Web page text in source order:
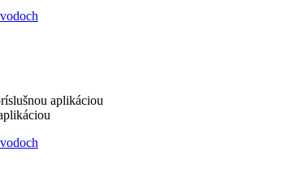
aplikáciou